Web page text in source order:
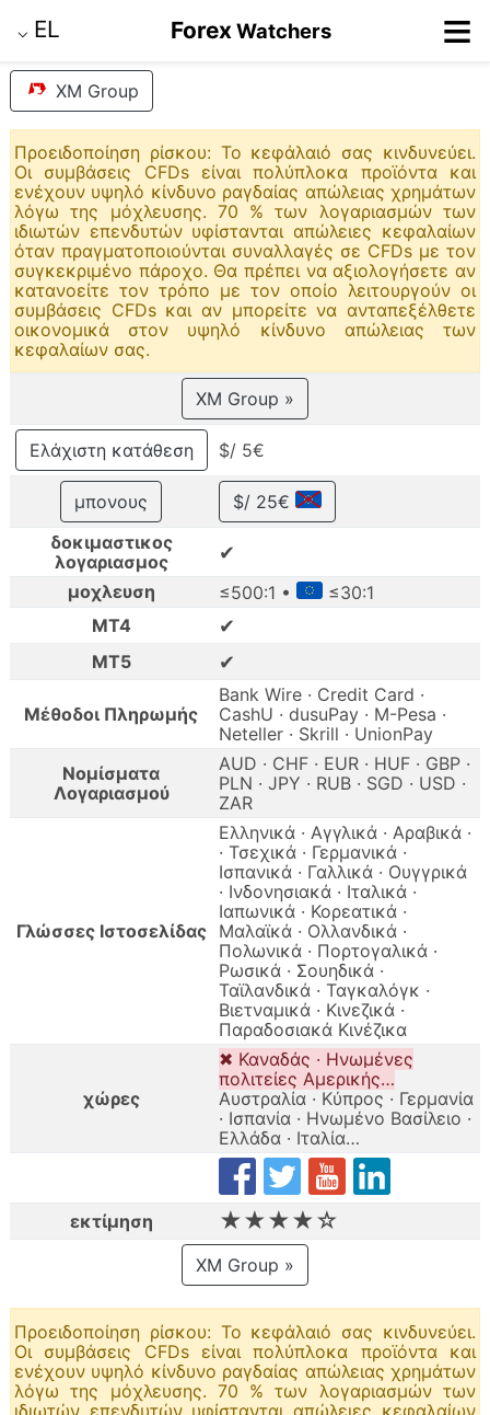
⌵ EL ForexWatchers ≡
XM Group
Προειδοποίηση ρίσκου: Το κεφάλαιό σας κινδυνεύει.
Οι συμβάσεις CFDs είναι πολύπλοκα προϊόντα και
ενέχουν υψηλό κίνδυνο ραγδαίας απώλειας χρημάτων
λόγω της μόχλευσης. 70 % των λογαριασμών των
ιδιωτών επενδυτών υφίστανται απώλειες κεφαλαίων
όταν πραγματοποιούνται συναλλαγές σε CFDs με τον
συγκεκριμένο πάροχο. Θα πρέπει να αξιολογήσετε αν
κατανοείτε τον τρόπο με τον οποίο λειτουργούν οι
συμβάσεις CFDs και αν μπορείτε να ανταπεξέλθετε
οικονομικά στον υψηλό κίνδυνο απώλειας των
κεφαλαίων σας.
XM Group »
Ελάχιστη κατάθεση $/ 5€
μπονους
$/ 25€
δοκιμαστικος
λογαριασμος
✔
μοχλευση ≤500:1 •
≤30:1
MT4
✔
MT5 ✔
Μέθοδοι Πληρωμής
Bank Wire · Credit Card ·
CashU · dusuPay · M-Pesa ·
Neteller · Skrill · UnionPay
Νομίσματα
Λογαριασμού
AUD · CHF · EUR · HUF · GBP ·
PLN · JPY · RUB · SGD · USD ·
ZAR
Γλώσσες Ιστοσελίδας
Ελληνικά · Αγγλικά · Αραβικά ·
· Τσεχικά · Γερμανικά ·
Ισπανικά · Γαλλικά · Ουγγρικά
· Ινδονησιακά · Ιταλικά ·
Ιαπωνικά · Κορεατικά ·
Μαλαϊκά · Ολλανδικά ·
Πολωνικά · Πορτογαλικά ·
Ρωσικά · Σουηδικά ·
Ταϊλανδικά · Ταγκαλόγκ ·
Βιετναμικά · Κινεζικά ·
Παραδοσιακά Κινέζικα
χώρες
✖ Καναδάς · Ηνωμένες
πολιτείες Αμερικής…
Αυστραλία · Κύπρος · Γερμανία
· Ισπανία · Ηνωμένο Βασίλειο ·
Ελλάδα · Ιταλία…
εκτίμηση ★★★★☆
XM Group »
Προειδοποίηση ρίσκου: Το κεφάλαιό σας κινδυνεύει.
Οι συμβάσεις CFDs είναι πολύπλοκα προϊόντα και
ενέχουν υψηλό κίνδυνο ραγδαίας απώλειας χρημάτων
λόγω της μόχλευσης. 70 % των λογαριασμών των
ιδιωτών επενδυτών υφίστανται απώλειες κεφαλαίων